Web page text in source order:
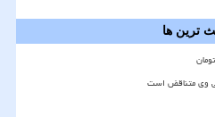
ترین ها
وی متناقض است